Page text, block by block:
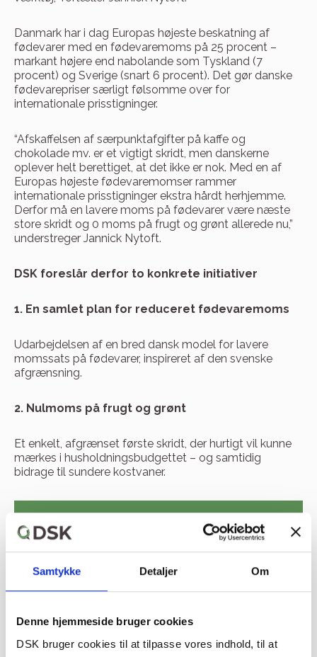
Samtykke Detaljer Om
Denne hjemmeside bruger cookies
DSK bruger cookies til at tilpasse vores indhold, til at
Danmark har i dag Europas højeste beskatning af
fødevarer med en fødevaremoms på 25 procent –
markant højere end nabolande som Tyskland (7
procent) og Sverige (snart 6 procent). Det gør danske
fødevarepriser særligt følsomme over for
internationale prisstigninger.
“Afskaffelsen af særpunktafgifter på kaffe og
chokolade mv. er et vigtigt skridt, men danskerne
oplever helt berettiget, at det ikke er nok. Med en af
Europas højeste fødevaremomser rammer
internationale prisstigninger ekstra hårdt herhjemme.
Derfor må en lavere moms på fødevarer være næste
store skridt og 0 moms på frugt og grønt allerede nu,”
understreger Jannick Nytoft.
DSK foreslår derfor to konkrete initiativer
1. En samlet plan for reduceret fødevaremoms
Udarbejdelsen af en bred dansk model for lavere
momssats på fødevarer, inspireret af den svenske
afgrænsning.
2. Nulmoms på frugt og grønt
Et enkelt, afgrænset første skridt, der hurtigt vil kunne
mærkes i husholdningsbudgettet – og samtidig
bidrage til sundere kostvaner.
KAN FLYTTE STEMMER
Del: